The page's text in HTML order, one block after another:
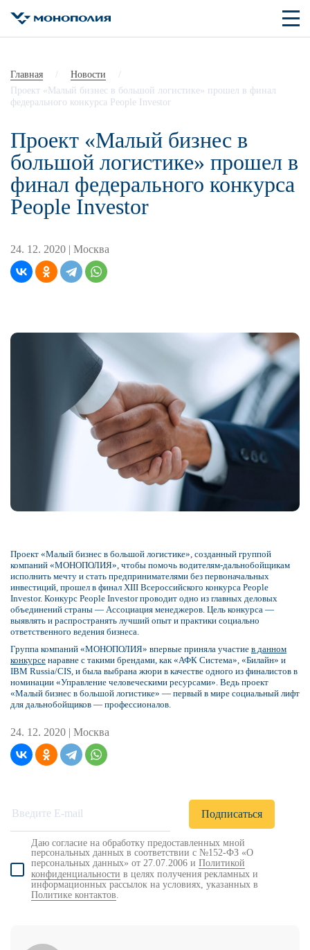
Главная / Новости
/
Проект «Малый бизнес в большой логистике» прошел в финал
федерального конкурса People Investor
Проект «Малый бизнес в
большой логистике» прошел в
финал федерального конкурса
People Investor
24. 12. 2020 | Москва
Проект «Малый бизнес в большой логистике», созданный группой
компаний «МОНОПОЛИЯ», чтобы помочь водителям-дальнобойщикам
исполнит​ь мечту и стать предпринимателями без первоначальных
инвестиций, прошел в финал XIII Всероссийского конкурса People
Investor. Конкурс People Investor​ проводит одно из главных деловых
объединений страны — Ассоциация менеджеров. Цель конкурса —
выявлять и распространять лучший опыт и практики социально
ответственного ведения бизнеса.
Группа компаний «МОНОПОЛИЯ» впервые приняла участие в данном
конкурсе наравне с такими брендами, как «АФК Система», «Билайн» и
IBM Russia/CIS, и была выбрана жюри в качестве одного из финалистов в
номинации «Управление человеческими ресурсами». Ведь проект
«Малый бизнес в большо​й логистике» — первый в мире социальный лифт
для дальнобойщиков — профессионалов.
24. 12. 2020 | Москва
Даю согласие на обработку предоставленных мной
персональных данных в соответствии с №152-ФЗ «О
персональных данных» от 27.07.2006 и Политикой
конфиденциальности в целях получения рекламных и
информационных рассылок на условиях, указанных в
Политике контактов.